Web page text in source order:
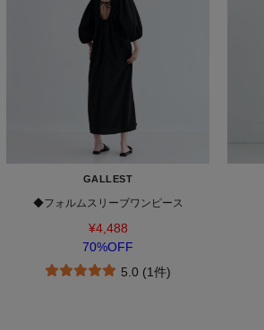
GALLEST
◆フォルムスリーブワンピース
¥4,488
70%OFF
5.0 (1件)